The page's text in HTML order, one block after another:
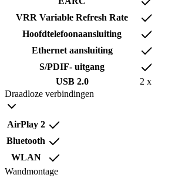
VRR Variable Refresh Rate
Hoofdtelefoonaansluiting
Ethernet aansluiting
S/PDIF- uitgang
USB 2.0
2 x
Draadloze verbindingen
AirPlay 2
Bluetooth
WLAN
Wandmontage